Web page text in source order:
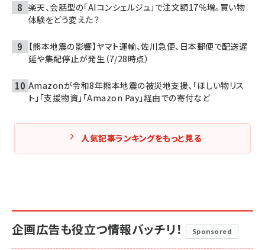
楽天、会話型の「AIコンシェルジュ」で注文額17％増。買い物
体験をどう変えた？
【熊本地震の影響】ヤマト運輸、佐川急便、日本郵便で配送遅
延や集配停止が発生（7/28時点）
Amazonが令和8年熊本地震の被災地支援、「ほしい物リス
ト」「支援物資」「Amazon Pay」経由での寄付など
人気記事ランキングをもっと見る
企画広告も役立つ情報バッチリ！ Sponsored